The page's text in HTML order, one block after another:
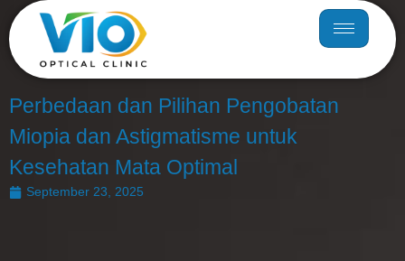
Perbedaan dan Pilihan Pengobatan
Miopia dan Astigmatisme untuk
Kesehatan Mata Optimal
September 23, 2025